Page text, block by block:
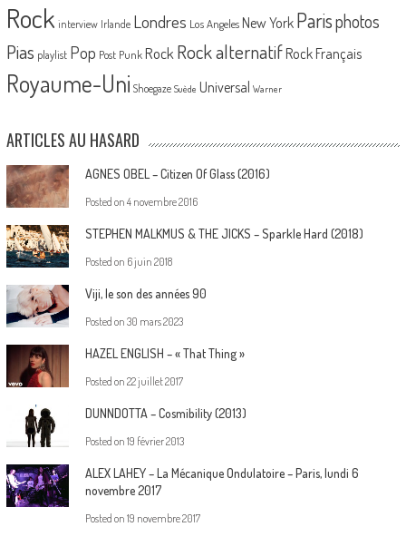
Rock interview Irlande Londres Los Angeles New York Parisphotos
Pias playlist Pop Post Punk Rock Rock alternatif Rock Français
Royaume-Uni Shoegaze Suède Universal Warner
ARTICLES AU HASARD
AGNES OBEL – Citizen Of Glass (2016)
Posted on 4 novembre 2016
STEPHEN MALKMUS & THE JICKS – Sparkle Hard (2018)
Posted on 6 juin 2018
Viji, le son des années 90
Posted on 30 mars 2023
HAZEL ENGLISH – « That Thing »
Posted on 22 juillet 2017
DUNNDOTTA – Cosmibility (2013)
Posted on 19 février 2013
ALEX LAHEY – La Mécanique Ondulatoire – Paris, lundi 6
novembre 2017
Posted on 19 novembre 2017